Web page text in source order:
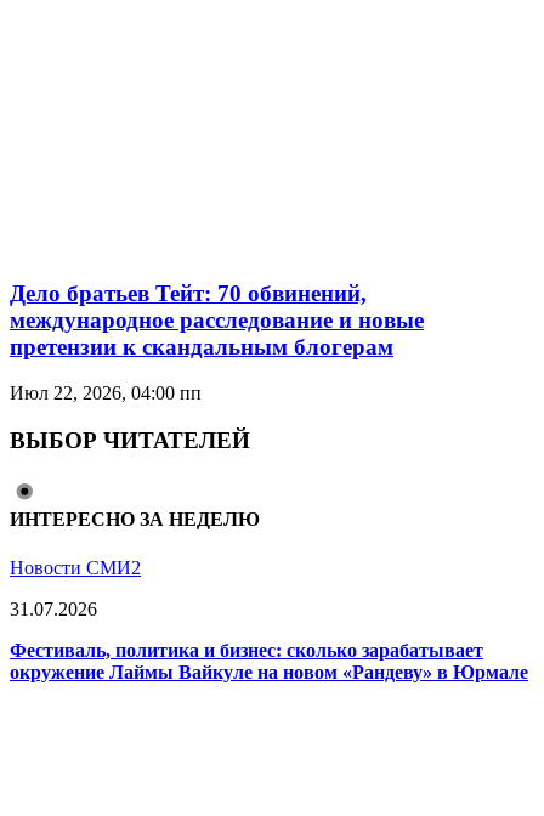
Дело братьев Тейт: 70 обвинений,
международное расследование и новые
претензии к скандальным блогерам
Июл 22, 2026, 04:00 пп
ВЫБОР ЧИТАТЕЛЕЙ
ИНТЕРЕСНО ЗА НЕДЕЛЮ
Новости СМИ2
31.07.2026
Фестиваль, политика и бизнес: сколько зарабатывает
окружение Лаймы Вайкуле на новом «Рандеву» в Юрмале